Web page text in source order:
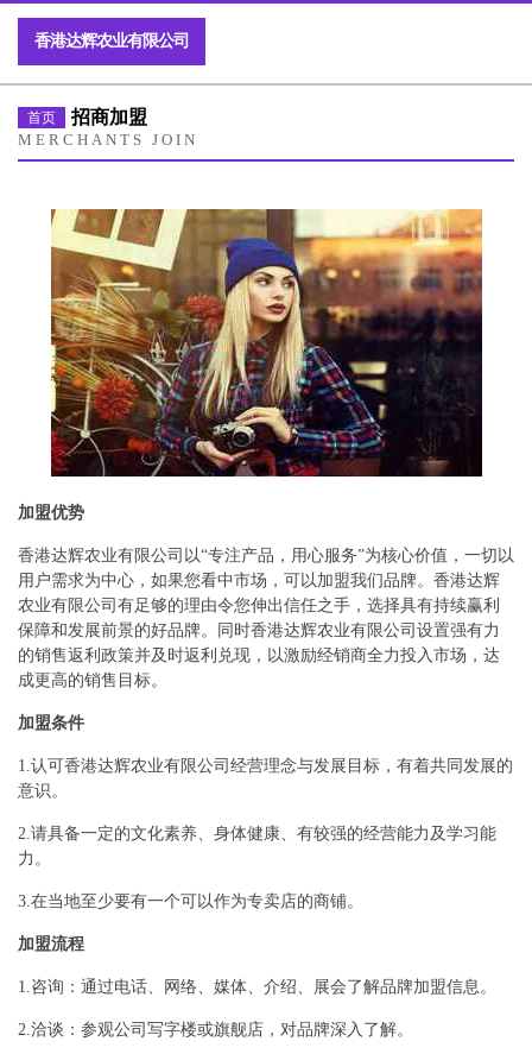
香港达辉农业有限公司
首页 招商加盟
MERCHANTS JOIN
加盟优势
香港达辉农业有限公司以“专注产品，用心服务”为核心价值，一切以
用户需求为中心，如果您看中市场，可以加盟我们品牌。香港达辉
农业有限公司有足够的理由令您伸出信任之手，选择具有持续赢利
保障和发展前景的好品牌。同时香港达辉农业有限公司设置强有力
的销售返利政策并及时返利兑现，以激励经销商全力投入市场，达
成更高的销售目标。
加盟条件
1.认可香港达辉农业有限公司经营理念与发展目标，有着共同发展的
意识。
2.请具备一定的文化素养、身体健康、有较强的经营能力及学习能
力。
3.在当地至少要有一个可以作为专卖店的商铺。
加盟流程
1.咨询：通过电话、网络、媒体、介绍、展会了解品牌加盟信息。
2.洽谈：参观公司写字楼或旗舰店，对品牌深入了解。